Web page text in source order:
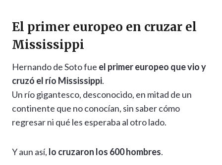
El primer europeo en cruzar el
Mississippi
Hernando de Soto fue el primer europeo que vio y
cruzó el río Mississippi.
Un río gigantesco, desconocido, en mitad de un
continente que no conocían, sin saber cómo
regresar ni qué les esperaba al otro lado.
Y aun así, lo cruzaron los 600 hombres.